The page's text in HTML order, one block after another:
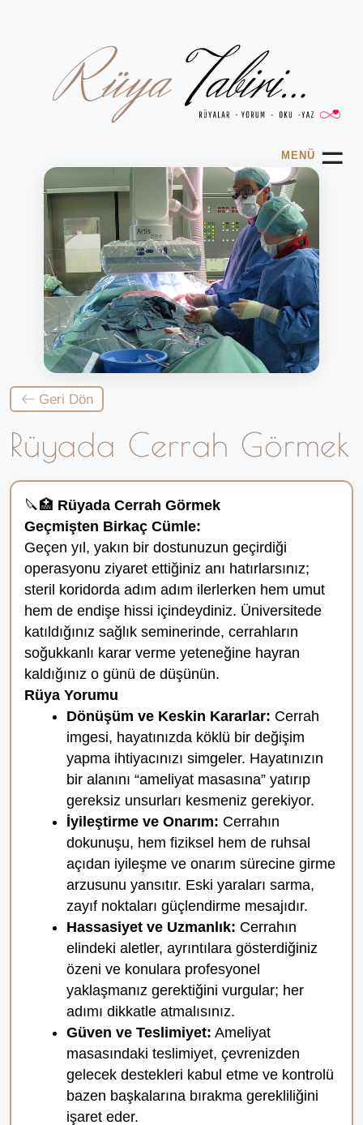
MENÜ ☰
Geri Dön
Rüyada Cerrah Görmek
🔪🏥 Rüyada Cerrah Görmek
Geçmişten Birkaç Cümle:
Geçen yıl, yakın bir dostunuzun geçirdiği
operasyonu ziyaret ettiğiniz anı hatırlarsınız;
steril koridorda adım adım ilerlerken hem umut
hem de endişe hissi içindeydiniz. Üniversitede
katıldığınız sağlık seminerinde, cerrahların
soğukkanlı karar verme yeteneğine hayran
kaldığınız o günü de düşünün.
Rüya Yorumu
Dönüşüm ve Keskin Kararlar: Cerrah
imgesi, hayatınızda köklü bir değişim
yapma ihtiyacınızı simgeler. Hayatınızın
bir alanını “ameliyat masasına” yatırıp
gereksiz unsurları kesmeniz gerekiyor.
İyileştirme ve Onarım: Cerrahın
dokunuşu, hem fiziksel hem de ruhsal
açıdan iyileşme ve onarım sürecine girme
arzusunu yansıtır. Eski yaraları sarma,
zayıf noktaları güçlendirme mesajıdır.
Hassasiyet ve Uzmanlık: Cerrahın
elindeki aletler, ayrıntılara gösterdiğiniz
özeni ve konulara profesyonel
yaklaşmanız gerektiğini vurgular; her
adımı dikkatle atmalısınız.
Güven ve Teslimiyet: Ameliyat
masasındaki teslimiyet, çevrenizden
gelecek destekleri kabul etme ve kontrolü
bazen başkalarına bırakma gerekliliğini
işaret eder.